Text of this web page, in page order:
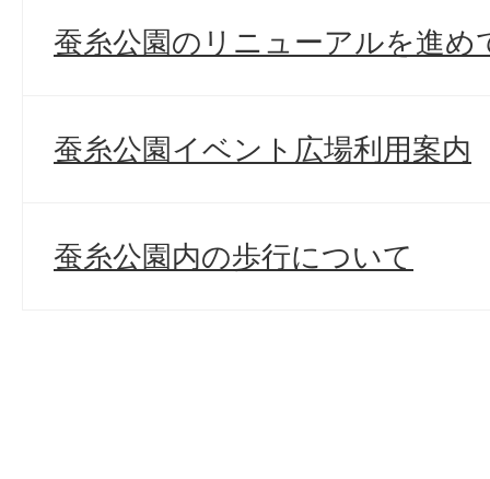
蚕糸公園のリニューアルを進め
蚕糸公園イベント広場利用案内
蚕糸公園内の歩行について